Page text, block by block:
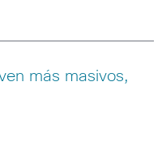
más masivos,